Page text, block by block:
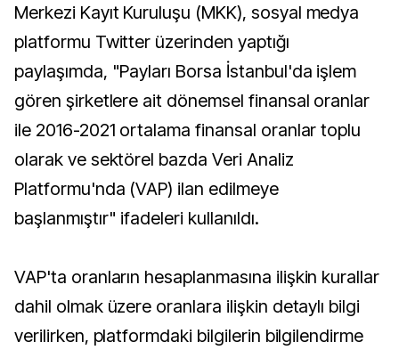
Merkezi Kayıt Kuruluşu (MKK), sosyal medya
platformu Twitter üzerinden yaptığı
paylaşımda, "Payları Borsa İstanbul'da işlem
gören şirketlere ait dönemsel finansal oranlar
ile 2016-2021 ortalama finansal oranlar toplu
olarak ve sektörel bazda Veri Analiz
Platformu'nda (VAP) ilan edilmeye
başlanmıştır" ifadeleri kullanıldı.
VAP'ta oranların hesaplanmasına ilişkin kurallar
dahil olmak üzere oranlara ilişkin detaylı bilgi
verilirken, platformdaki bilgilerin bilgilendirme